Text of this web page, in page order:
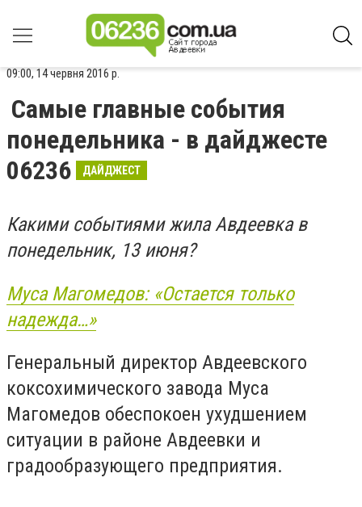
09:00, 14 червня 2016 р.
Самые главные события
понедельника - в дайджесте
06236
ДАЙДЖЕСТ
Какими событиями жила Авдеевка в
понедельник, 13 июня?
Муса Магомедов: «Остается только
надежда…»
Генеральный директор Авдеевского
коксохимического завода Муса
Магомедов обеспокоен ухудшением
ситуации в районе Авдеевки и
градообразующего предприятия.